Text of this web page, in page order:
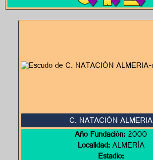
C. NATACIÓN ALMERIA
Año Fundación:2000
Localidad:ALMERÍA